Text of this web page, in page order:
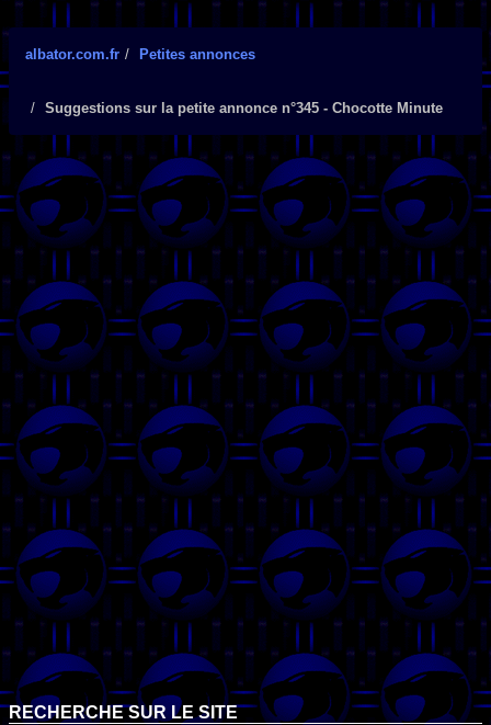
albator.com.fr Petites annonces
Suggestions sur la petite annonce n°345 - Chocotte Minute
RECHERCHE SUR LE SITE